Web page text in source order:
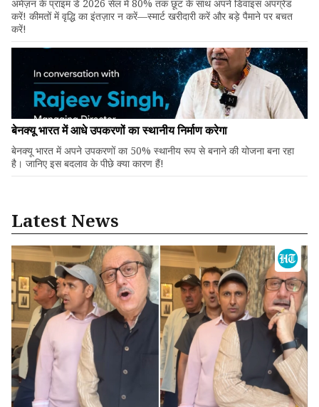
अमेज़न के प्राइम डे 2026 सेल में 80% तक छूट के साथ अपने डिवाइस अपग्रेड
करें! कीमतों में वृद्धि का इंतज़ार न करें—स्मार्ट खरीदारी करें और बड़े पैमाने पर बचत
करें!
बेनक्यू भारत में आधे उपकरणों का स्थानीय निर्माण करेगा
बेनक्यू भारत में अपने उपकरणों का 50% स्थानीय रूप से बनाने की योजना बना रहा
है। जानिए इस बदलाव के पीछे क्या कारण हैं!
Latest News